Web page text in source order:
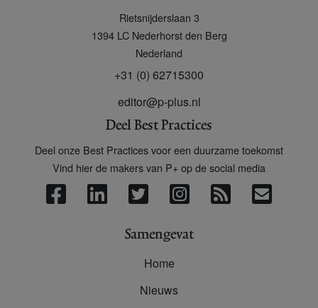
Rietsnijderslaan 3
1394 LC Nederhorst den Berg
Nederland
+31 (0) 62715300
editor@p-plus.nl
Deel Best Practices
Deel onze Best Practices voor een duurzame toekomst
Vind hier de makers van P+ op de social media
Samengevat
Home
Nieuws